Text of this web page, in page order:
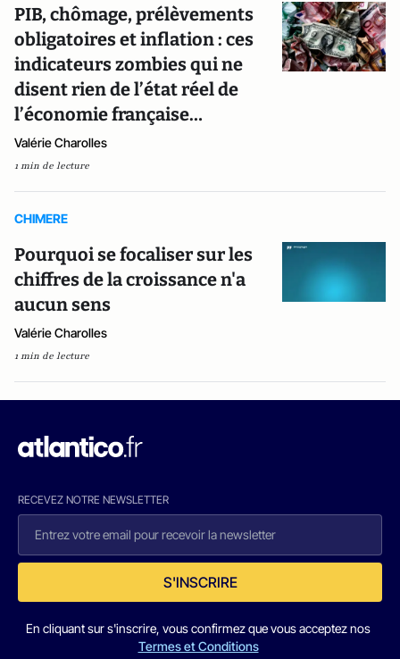
PIB, chômage, prélèvements
obligatoires et inflation : ces
indicateurs zombies qui ne
disent rien de l’état réel de
l’économie française…
Valérie Charolles
1 min de lecture
CHIMERE
Pourquoi se focaliser sur les
chiffres de la croissance n'a
aucun sens
Valérie Charolles
1 min de lecture
RECEVEZ NOTRE NEWSLETTER
S'INSCRIRE
En cliquant sur s'inscrire, vous confirmez que vous acceptez nos
Termes et Conditions